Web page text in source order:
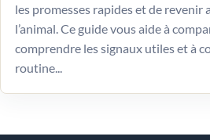
les promesses rapides et de revenir
l’animal. Ce guide vous aide à
comprendre les signaux utiles et à
routine...